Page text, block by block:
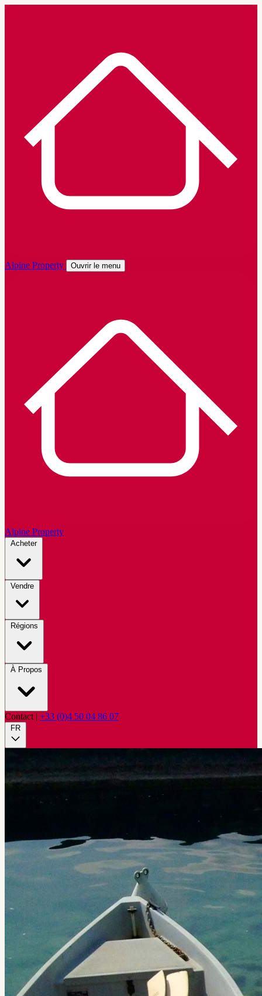
Alpine Property Ouvrir le menu
Alpine Property
Acheter
Vendre
Régions
À Propos
Contact | +33 (0)4 50 04 86 07
FR